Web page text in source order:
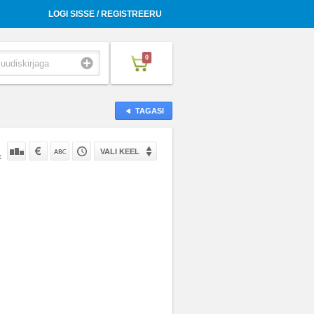
LOGI SISSE / REGISTREERU
0
TAGASI
VALI KEEL